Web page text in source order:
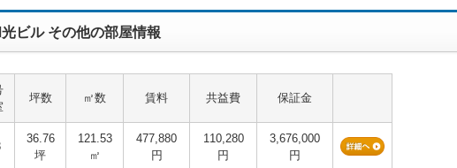
ビル その他の部屋情報
坪数 ㎡数 賃料 共益費 保証金
36.76
坪
121.53
㎡
477,880
円
110,280
円
3,676,000
円